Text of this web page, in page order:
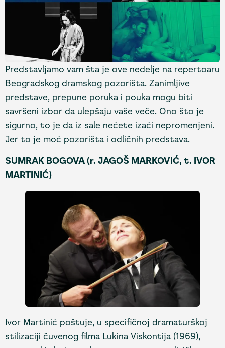
Predstavljamo vam šta je ove nedelje na repertoaru
Beogradskog dramskog pozorišta. Zanimljive
predstave, prepune poruka i pouka mogu biti
savršeni izbor da ulepšaju vaše veče. Ono što je
sigurno, to je da iz sale nećete izaći nepromenjeni.
Jer to je moć pozorišta i odličnih predstava.
SUMRAK BOGOVA (r. JAGOŠ MARKOVIĆ, t. IVOR
MARTINIĆ)
Ivor Martinić poštuje, u specifičnoj dramaturškoj
stilizaciji čuvenog filma Lukina Viskontija (1969),